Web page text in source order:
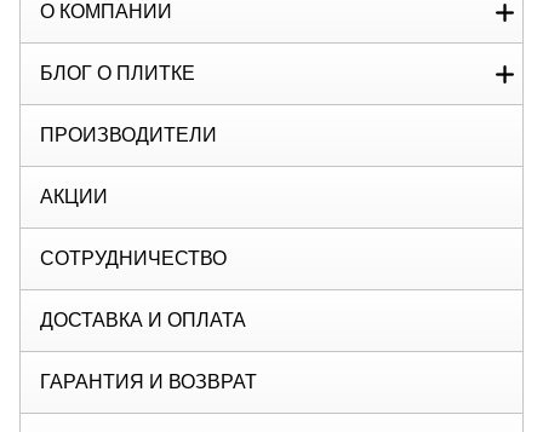
О КОМПАНИИ
БЛОГ О ПЛИТКЕ
ПРОИЗВОДИТЕЛИ
АКЦИИ
СОТРУДНИЧЕСТВО
ДОСТАВКА И ОПЛАТА
ГАРАНТИЯ И ВОЗВРАТ